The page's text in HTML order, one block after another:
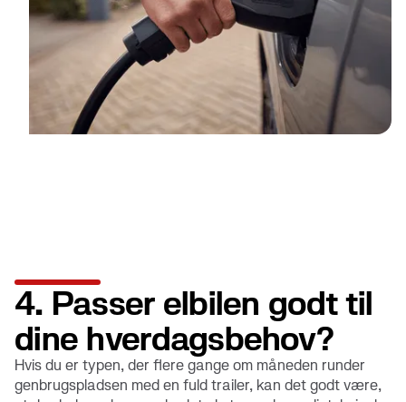
4. Passer elbilen godt til
dine hverdagsbehov?
Hvis du er typen, der flere gange om måneden runder
genbrugspladsen med en fuld trailer, kan det godt være,